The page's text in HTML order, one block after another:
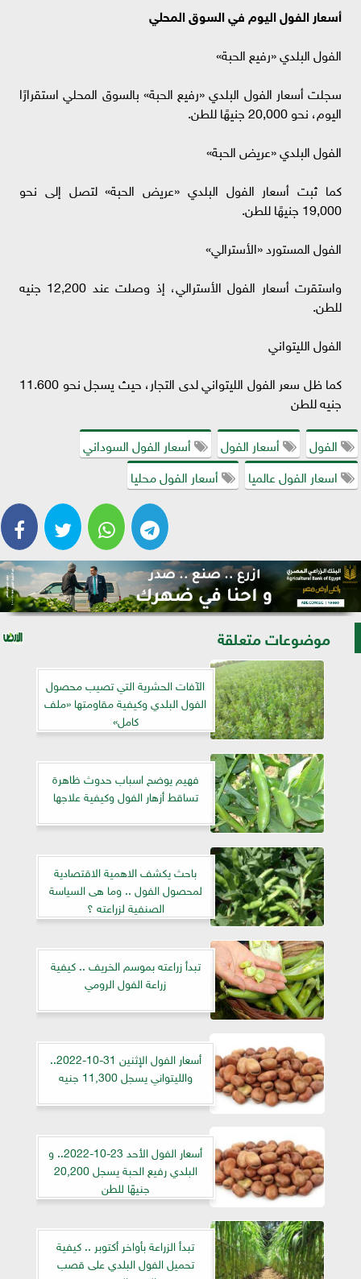
أسعار الفول اليوم في السوق المحلي
الفول البلدي «رفيع الحبة»
سجلت أسعار الفول البلدي «رفيع الحبة» بالسوق المحلي استقرارًا
اليوم، نحو 20,000 جنيهًا للطن.
الفول البلدي «عريض الحبة»
كما ثبت أسعار الفول البلدي «عريض الحبة» لتصل إلى نحو
19,000 جنيهًا للطن.
الفول المستورد «الأسترالي»
واستقرت أسعار الفول الأسترالي، إذ وصلت عند 12,200 جنيه
للطن.
الفول الليتواني
كما ظل سعر الفول الليتواني لدى التجار، حيث يسجل نحو 11.600
جنيه للطن
الفول
أسعار الفول
أسعار الفول السوداني
اسعار الفول عالميا
أسعار الفول محليا
موضوعات متعلقة
الآفات الحشرية التي تصيب محصول
الفول البلدي وكيفية مقاومتها «ملف
كامل»
فهيم يوضح اسباب حدوث ظاهرة
تساقط أزهار الفول وكيفية علاجها
باحث يكشف الاهمية الاقتصادية
لمحصول الفول .. وما هى السياسة
الصنفية لزراعته ؟
تبدأ زراعته بموسم الخريف .. كيفية
زراعة الفول الرومي
أسعار الفول الإثنين 31-10-2022..
والليتواني يسجل 11,300 جنيه
أسعار الفول الأحد 23-10-2022.. و
البلدي رفيع الحبة يسجل 20,200
جنيهًا للطن
تبدأ الزراعة بأواخر أكتوبر .. كيفية
تحميل الفول البلدي على قصب